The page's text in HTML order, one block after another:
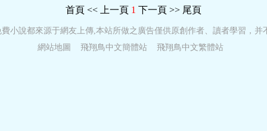
首頁 << 上一頁 1 下一頁 >> 尾頁
小說都來源于網友上傳,本站所做之廣告僅供原創作者、讀者學習，并
網站地圖
飛翔鳥中文簡體站 飛翔鳥中文繁體站